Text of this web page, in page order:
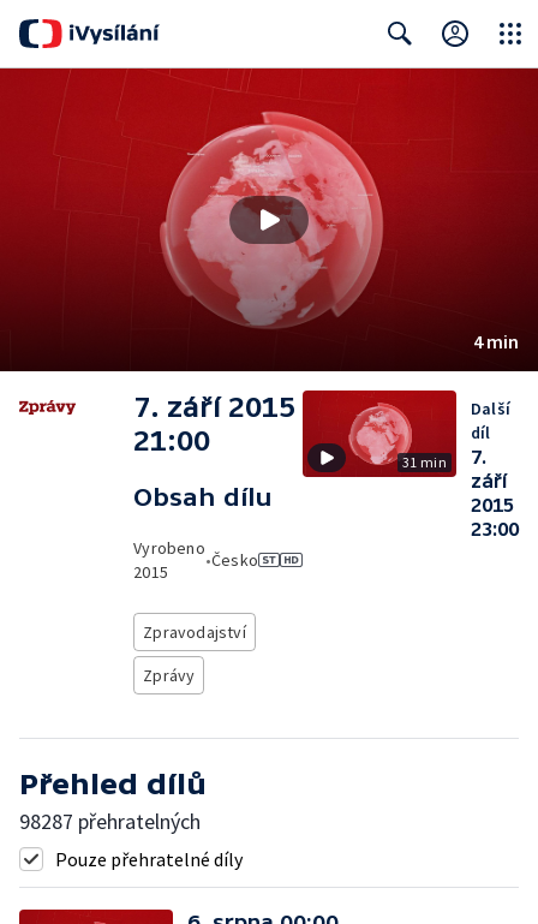
4 min
7. září 2015
21:00
Obsah dílu
Vyrobeno
2015
•Česko
Zpravodajství
Zprávy
31 min
Další
díl
7.
září
2015
23:00
Přehled dílů
98287 přehratelných
Pouze přehratelné díly